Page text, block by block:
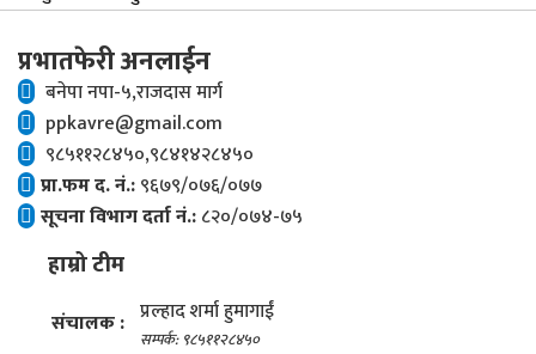
प्रभातफेरी अनलाईन
बनेपा नपा-५,राजदास मार्ग
ppkavre@gmail.com
९८५११२८४५०,९८४१४२८४५०
प्रा.फम द. नं.:९६७९/०७६/०७७
सूचना विभाग दर्ता नं.:८२०/०७४-७५
हाम्रो टीम
संचालक : प्रल्हाद शर्मा हुमागाईं
सम्पर्क: ९८५११२८४५०